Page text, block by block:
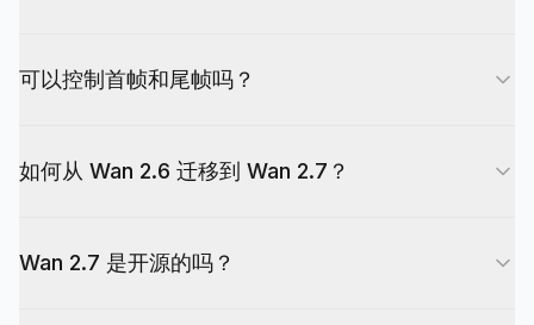
词中描述更改（如'把背景换成雨夜街道'），可选提
视频时长。
可以控制首帧和尾帧吗？
帧，image_end 指定尾帧。可以指定一个或两者同
如何从 Wan 2.6 迁移到 Wan 2.7？
text-to-video 改为 wan2.7-text-to-video（或对应
Wan 2.7 是开源的吗？